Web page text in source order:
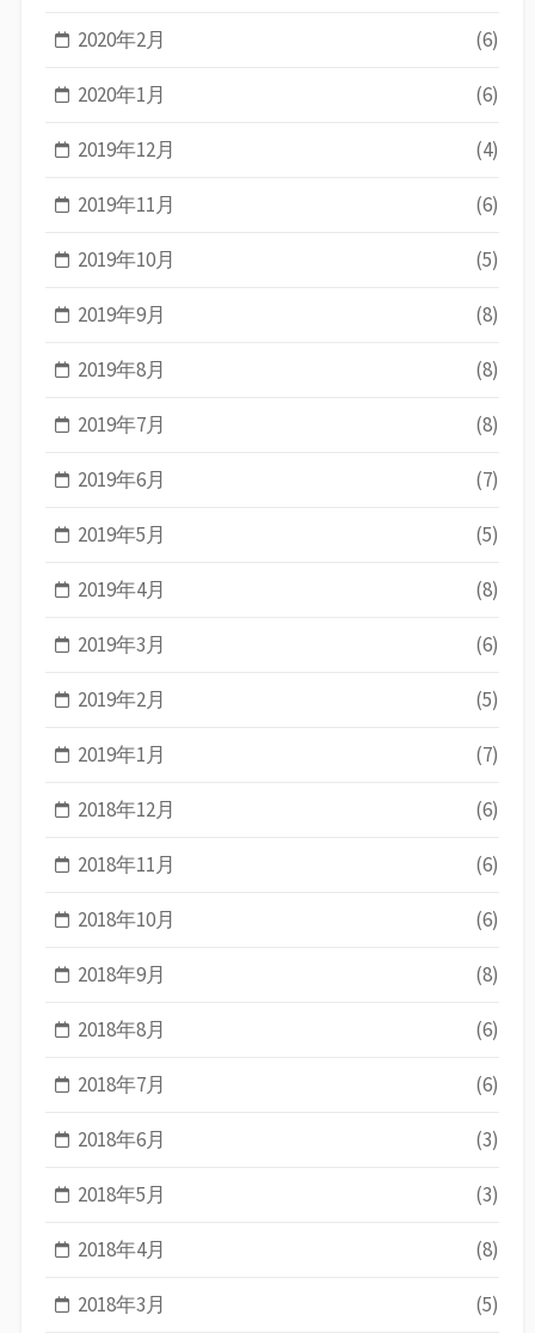
2020年2月 (6)
2020年1月 (6)
2019年12月 (4)
2019年11月 (6)
2019年10月 (5)
2019年9月 (8)
2019年8月 (8)
2019年7月 (8)
2019年6月 (7)
2019年5月 (5)
2019年4月 (8)
2019年3月 (6)
2019年2月 (5)
2019年1月 (7)
2018年12月 (6)
2018年11月 (6)
2018年10月 (6)
2018年9月 (8)
2018年8月 (6)
2018年7月 (6)
2018年6月 (3)
2018年5月 (3)
2018年4月 (8)
2018年3月 (5)